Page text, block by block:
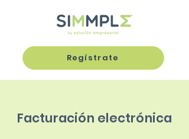
Regístrate
Facturación electrónica